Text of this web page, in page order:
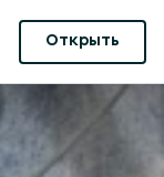
Открыть